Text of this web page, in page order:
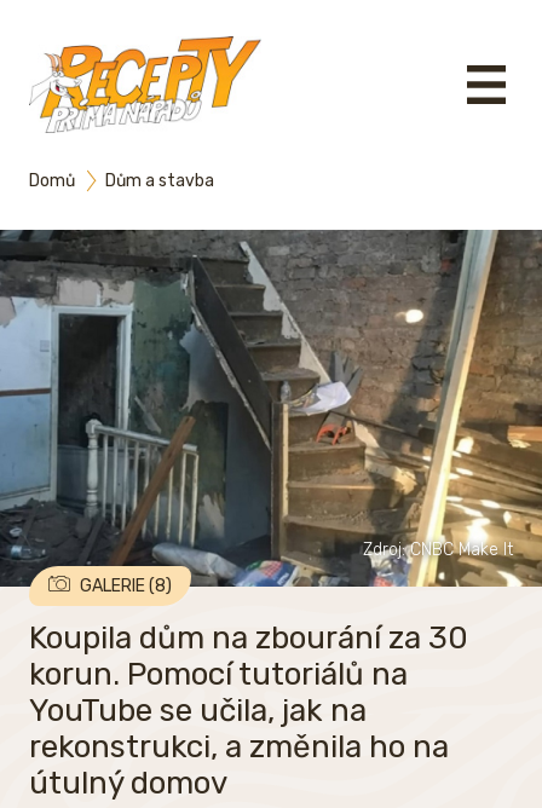
Domů Dům a stavba
GALERIE (8)
Zdroj: CNBC Make It
Koupila dům na zbourání za 30
korun. Pomocí tutoriálů na
YouTube se učila, jak na
rekonstrukci, a změnila ho na
útulný domov